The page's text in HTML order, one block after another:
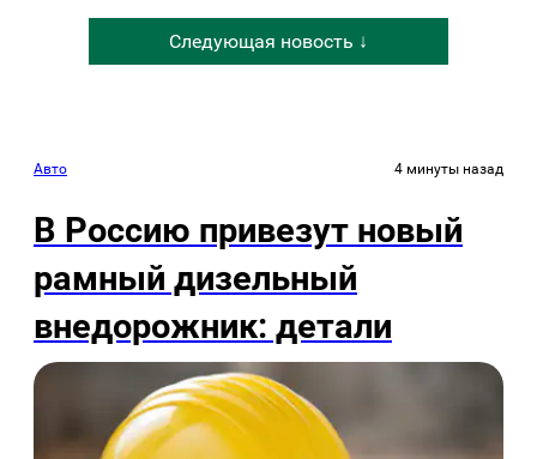
Следующая новость ↓
Авто 4 минуты назад
В Россию привезут новый
рамный дизельный
внедорожник: детали